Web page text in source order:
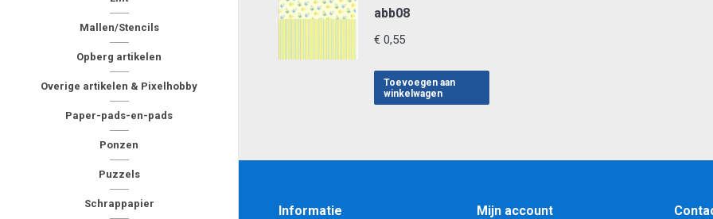
Mallen/Stencils
Opberg artikelen
Overige artikelen & Pixelhobby
Paper-pads-en-pads
Ponzen
Puzzels
Schrappapier
abb08
€ 0,55
Toevoegen aan
winkelwagen
Informatie Mijn account